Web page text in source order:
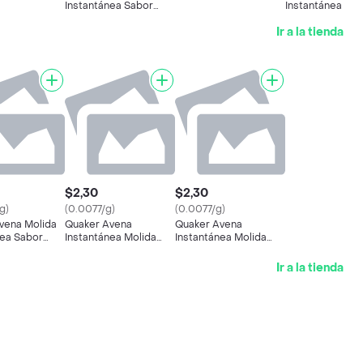
Instantánea Sabor
Instantánea
Ir a la tienda
Molida
Sabor
$2,30
(0.0077/g)
Quaker Avena
Instantánea Molida
$2,30
(0.0077/g)
Quaker Avena
Instantánea Molida
Ir a la tienda